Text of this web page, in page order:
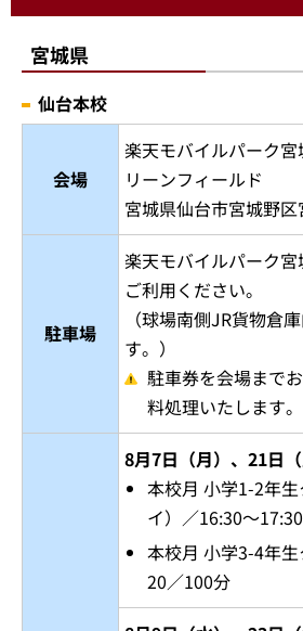
宮城県
仙台本校
会場
楽天モバイルパーク
リーンフィールド
宮城県仙台市宮城野
駐車場
楽天モバイルパーク
ご利用ください。
（球場南側JR貨物倉
す。）
駐車券を会場まで
料処理いたします。
8月7日（月）、21日
本校月 小学1-2年
イ）／16:30～
本校月 小学3-4年
20／100分